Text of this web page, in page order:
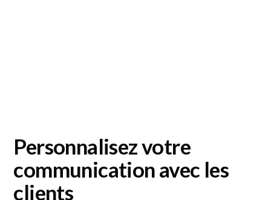
Personnalisez votre
communication avec les
clients